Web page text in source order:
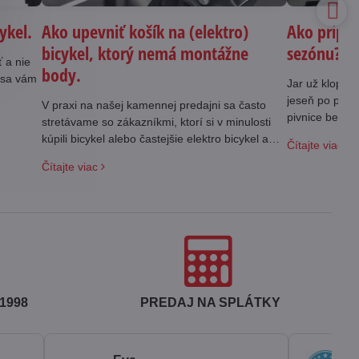
a nie
vám
Ako upevniť košík na (elektro)
bicykel, ktorý nemá montážne
body.
V praxi na našej kamennej predajni sa často
stretávame so zákazníkmi, ktorí si v minulosti
kúpili bicykel alebo častejšie elektro bicykel a
na fľašu.
Čítajte viac
Ako
sezónu?
Jar už klope
jeseň po
pivnice bez
Čítajte viac
PREDAJ NA SPLÁTKY